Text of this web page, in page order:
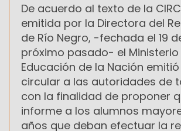
De acuerdo al texto de la
emitida por la Directora del
de Río Negro, -fechada el 19
próximo pasado- el
Educación de la Nación
circular a las autoridades de
con la finalidad de proponer
informe a los alumnos
años que deban efectuar la